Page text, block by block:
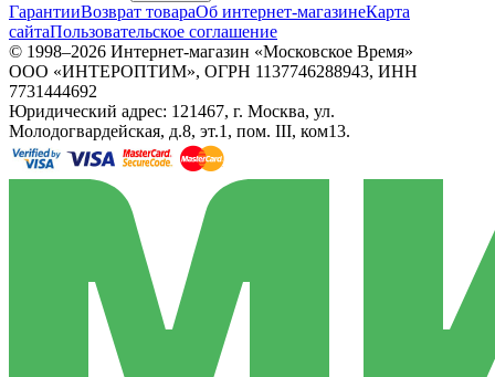
ГарантииВозврат товараОб интернет-магазинеКарта
сайтаПользовательское соглашение
© 1998–2026 Интернет-магазин «Московское Время»
ООО «ИНТЕРОПТИМ», ОГРН 1137746288943, ИНН
7731444692
Юридический адрес: 121467, г. Москва, ул.
Молодогвардейская, д.8, эт.1, пом. III, ком13.